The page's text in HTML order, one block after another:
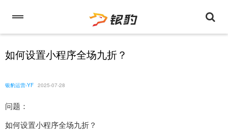
如何设置小程序全场九折？
银豹运营-YF 2025-07-28
问题：
如何设置小程序全场九折？